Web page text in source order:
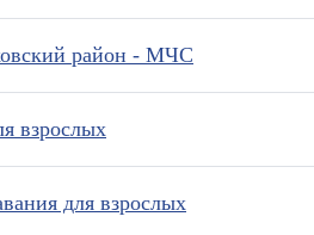
район - МЧС
взрослых
для взрослых